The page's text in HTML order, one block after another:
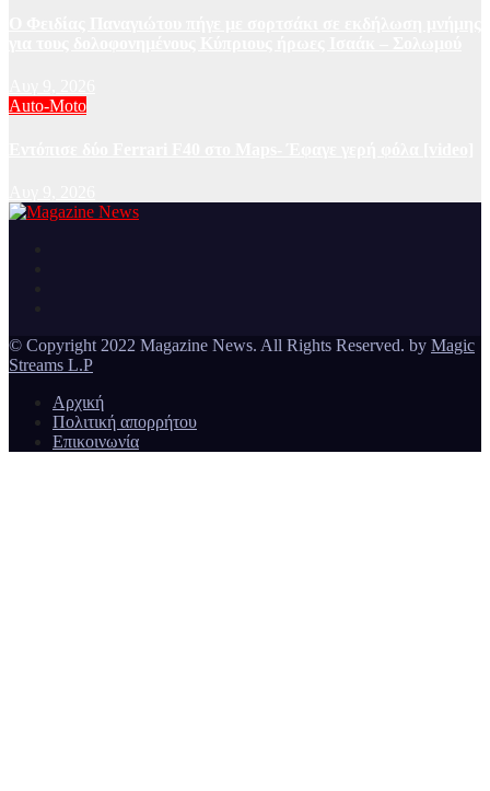
Auto-Moto
© Copyright 2022 Magazine News. All Rights Reserved. by Magic
Streams L.P
Αρχική
Πολιτική απορρήτου
Επικοινωνία